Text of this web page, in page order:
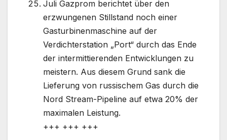
Juli Gazprom berichtet über den
erzwungenen Stillstand noch einer
Gasturbinenmaschine auf der
Verdichterstation „Port“ durch das Ende
der intermittierenden Entwicklungen zu
meistern. Aus diesem Grund sank die
Lieferung von russischem Gas durch die
Nord Stream-Pipeline auf etwa 20% der
maximalen Leistung.
+++ +++ +++